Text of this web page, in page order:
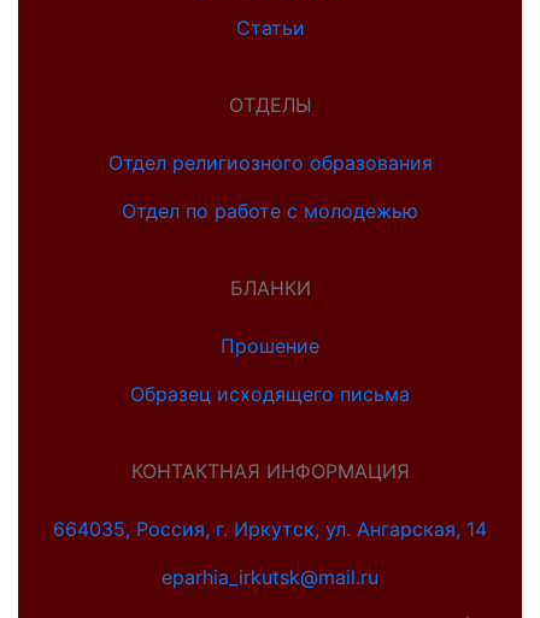
Статьи
ОТДЕЛЫ
Отдел религиозного образования
Отдел по работе с молодежью
БЛАНКИ
Прошение
Образец исходящего письма
КОНТАКТНАЯ ИНФОРМАЦИЯ
664035, Россия, г. Иркутск, ул. Ангарская, 14
eparhia_irkutsk@mail.ru